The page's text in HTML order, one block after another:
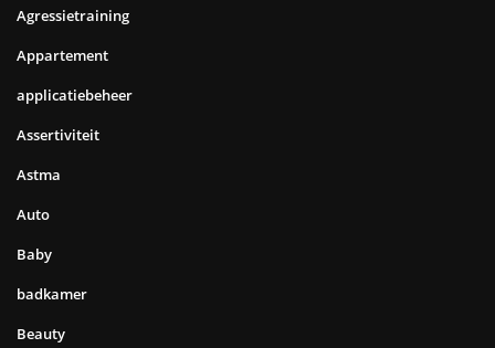
Agressietraining
Appartement
applicatiebeheer
Assertiviteit
Astma
Auto
Baby
badkamer
Beauty